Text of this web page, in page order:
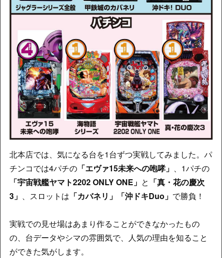
北本店では、気になる台を1台ずつ実戦してみました。パ
チンコでは4パチの「エヴァ15未来への咆哮」 、1パチの
「宇宙戦艦ヤマト2202 ONLY ONE」 と 「真・花の慶次
3」 、スロットは 「カバネリ」「沖ドキDuo」 で勝負！
実戦での見せ場はあまり作ることができなかったもの
の、台データやシマの雰囲気で、人気の理由を知ること
ができた気がします。